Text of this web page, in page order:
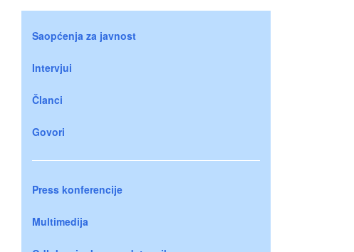
Saopćenja za javnost
Intervjui
Članci
Govori
Press konferencije
Multimedija